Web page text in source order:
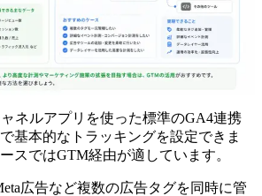
ャネルアプリを使った標準のGA4連携
基本的なトラッキングを設定できま
スではGTM経由が適しています。
広告など複数の広告タグを同時に管